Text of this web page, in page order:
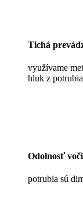
Tichá
využívame
hluk z potrubia
Odolnosť
potrubia sú